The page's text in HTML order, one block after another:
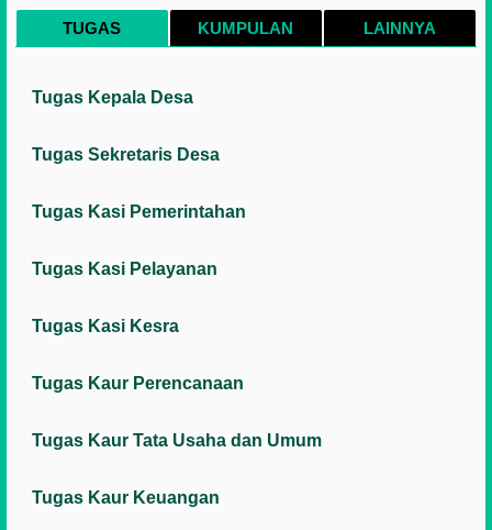
TUGAS KUMPULAN LAINNYA
Tugas Kepala Desa
Tugas Sekretaris Desa
Tugas Kasi Pemerintahan
Tugas Kasi Pelayanan
Tugas Kasi Kesra
Tugas Kaur Perencanaan
Tugas Kaur Tata Usaha dan Umum
Tugas Kaur Keuangan